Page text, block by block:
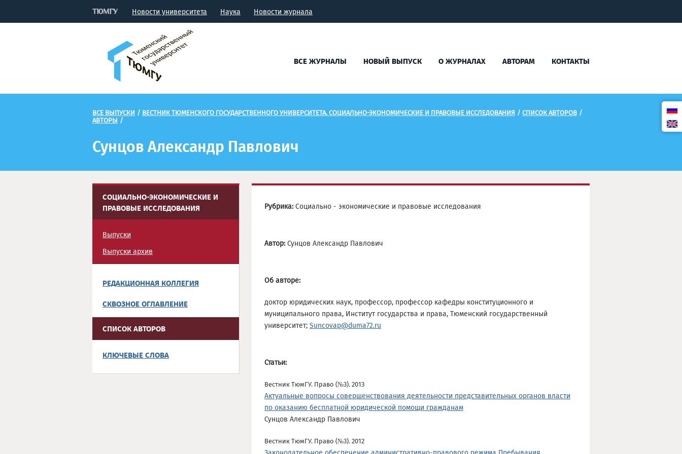
Новости университета Наука Новости журнала
ВСЕ ЖУРНАЛЫ НОВЫЙ ВЫПУСК О ЖУРНАЛАХ АВТОРАМ КОНТАКТЫ
ВСЕ ВЫПУСКИ / ВЕСТНИК ТЮМЕНСКОГО ГОСУДАРСТВЕННОГО УНИВЕРСИТЕТА. СОЦИАЛЬНО-ЭКОНОМИЧЕСКИЕ И ПРАВОВЫЕ ИССЛЕДОВАНИЯ / СПИСОК АВТОРОВ /
АВТОРЫ /
Сунцов Александр Павлович
СОЦИАЛЬНО-ЭКОНОМИЧЕСКИЕ И
ПРАВОВЫЕ ИССЛЕДОВАНИЯ
Выпуски
Выпуски архив
РЕДАКЦИОННАЯ КОЛЛЕГИЯ
СКВОЗНОЕ ОГЛАВЛЕНИЕ
СПИСОК АВТОРОВ
КЛЮЧЕВЫЕ СЛОВА
Рубрика:Социально - экономические и правовые исследования
Автор:Сунцов Александр Павлович
Об авторе:
доктор юридических наук, профессор, профессор кафедры конституционного и
муниципального права, Институт государства и права, Тюменский государственный
университет; Suncovap@duma72.ru
Статьи:
Вестник ТюмГУ. Право (№3). 2013
Актуальные вопросы совершенствования деятельности представительных органов власти
по оказанию бесплатной юридической помощи гражданам
Сунцов Александр Павлович
Вестник ТюмГУ. Право (№3). 2012